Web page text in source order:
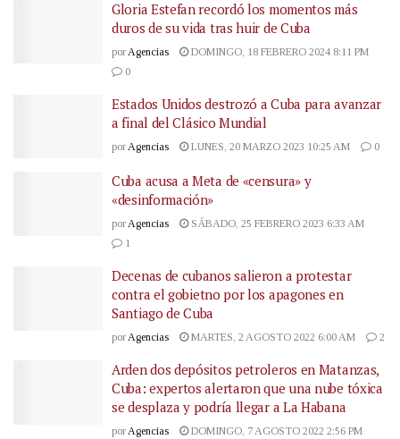
Gloria Estefan recordó los momentos más
duros de su vida tras huir de Cuba
por Agencias
DOMINGO, 18 FEBRERO 2024 8:11 PM
0
Estados Unidos destrozó a Cuba para avanzar
a final del Clásico Mundial
por Agencias LUNES, 20 MARZO 2023 10:25 AM 0
Cuba acusa a Meta de «censura» y
«desinformación»
porAgencias
SÁBADO, 25 FEBRERO 2023 6:33 AM
1
Decenas de cubanos salieron a protestar
contra el gobietno por los apagones en
Santiago de Cuba
porAgencias MARTES, 2 AGOSTO 2022 6:00 AM 2
Arden dos depósitos petroleros en Matanzas,
Cuba: expertos alertaron que una nube tóxica
se desplaza y podría llegar a La Habana
porAgencias
DOMINGO, 7 AGOSTO 2022 2:56 PM